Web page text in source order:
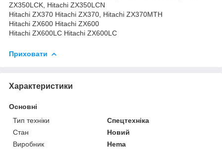
ZX350LCK, Hitachi ZX350LCN
Hitachi ZX370 Hitachi ZX370, Hitachi ZX370MTH
Hitachi ZX600 Hitachi ZX600
Hitachi ZX600LC Hitachi ZX600LC
Приховати
Характеристики
Основні
Тип техніки
Спецтехніка
Стан
Новий
Виробник
Hema